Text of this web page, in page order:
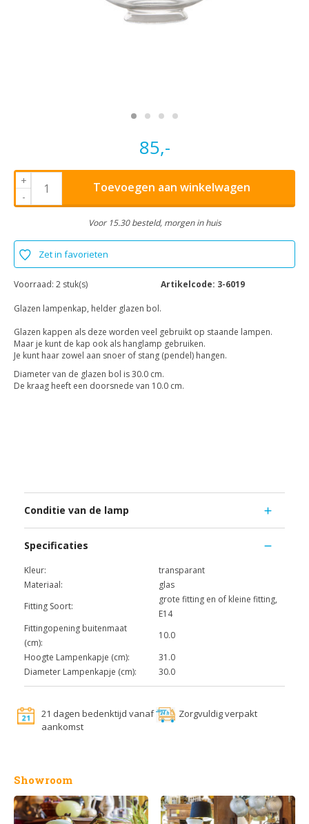
85,-
+
-
Toevoegen aan winkelwagen
Voor 15.30 besteld, morgen in huis
Zet in favorieten
Voorraad: 2 stuk(s) Artikelcode: 3-6019
Glazen lampenkap, helder glazen bol.
Glazen kappen als deze worden veel gebruikt op staande lampen.
Maar je kunt de kap ook als hanglamp gebruiken.
Je kunt haar zowel aan snoer of stang (pendel) hangen.
Diameter van de glazen bol is 30.0 cm.
De kraag heeft een doorsnede van 10.0 cm.
Conditie van de lamp
Specificaties
Kleur:
transparant
Materiaal:
glas
Fitting Soort:
grote fitting en of kleine fitting,
E14
Fittingopening buitenmaat
(cm):
10.0
Hoogte Lampenkapje (cm):
31.0
Diameter Lampenkapje (cm):
30.0
21 dagen bedenktijd vanaf
aankomst
Zorgvuldig verpakt
Showroom